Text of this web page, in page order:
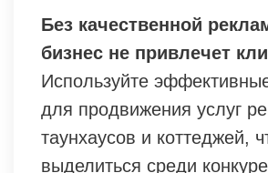
Без качественной
бизнес не привлечет
Используйте
для продвижения услуг
таунхаусов и коттеджей,
выделиться среди